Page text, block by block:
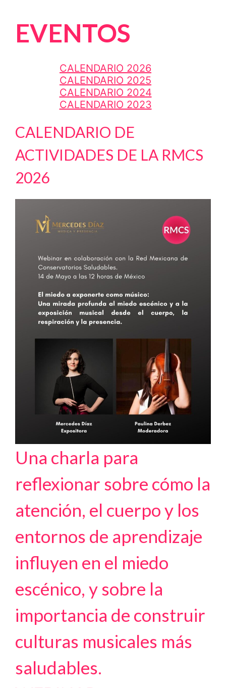
EVENTOS
CALENDARIO 2026
CALENDARIO 2025
CALENDARIO 2024
CALENDARIO 2023
CALENDARIO DE
ACTIVIDADES DE LA RMCS
2026
Una charla para
reflexionar sobre cómo la
atención, el cuerpo y los
entornos de aprendizaje
influyen en el miedo
escénico, y sobre la
importancia de construir
culturas musicales más
saludables.